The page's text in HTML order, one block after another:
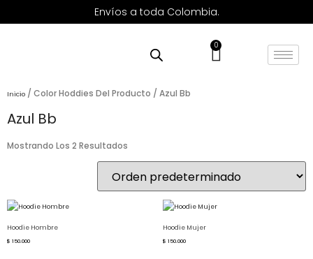
Envíos a toda Colombia.
0
Inicio / Color Hoddies Del Producto / Azul Bb
Azul Bb
Mostrando Los 2 Resultados
Hoodie Hombre
$ 150.000
Hoodie Mujer
$ 150.000